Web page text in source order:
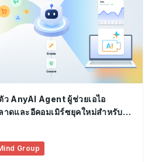
Group
AnyAI Agent ผู้ช่วยเอไอ
าดและอีคอมเมิร์ซยุคใหม่สำหรับ